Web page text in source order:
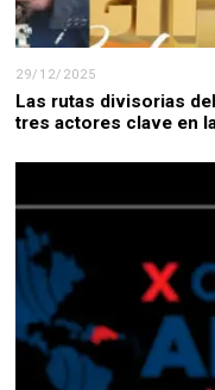
29/12/2025
Las rutas divisorias
tres actores clave en